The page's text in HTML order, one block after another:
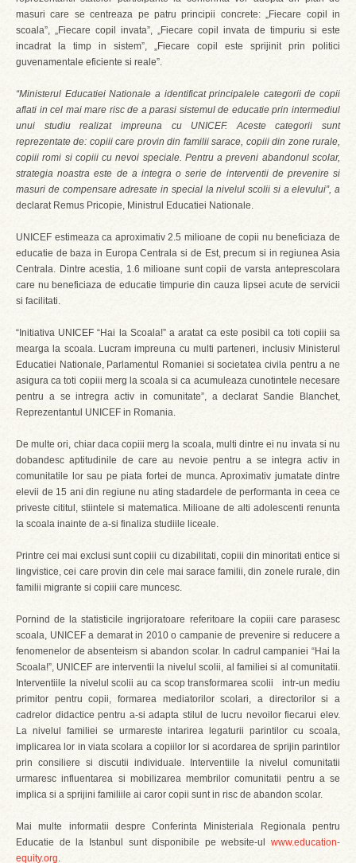
masuri care se centreaza pe patru principii concrete: „Fiecare copil in
scoala”, „Fiecare copil invata”, „Fiecare copil invata de timpuriu si este
incadrat la timp in sistem”, „Fiecare copil este sprijinit prin politici
guvenamentale eficiente si reale”.
“Ministerul Educatiei Nationale a identificat principalele categorii de copii
aflati in cel mai mare risc de a parasi sistemul de educatie prin intermediul
unui studiu realizat impreuna cu UNICEF. Aceste categorii sunt
reprezentate de: copiii care provin din familii sarace, copiii din zone rurale,
copiii romi si copiii cu nevoi speciale. Pentru a preveni abandonul scolar,
strategia noastra este de a integra o serie de interventii de prevenire si
masuri de compensare adresate in special la nivelul scolii si a elevului”, a
declarat Remus Pricopie, Ministrul Educatiei Nationale.
UNICEF estimeaza ca aproximativ 2.5 milioane de copii nu beneficiaza de
educatie de baza in Europa Centrala si de Est, precum si in regiunea Asia
Centrala. Dintre acestia, 1.6 milioane sunt copii de varsta anteprescolara
care nu beneficiaza de educatie timpurie din cauza lipsei acute de servicii
si facilitati.
“Initiativa UNICEF “Hai la Scoala!” a aratat ca este posibil ca toti copiii sa
mearga la scoala. Lucram impreuna cu multi parteneri, inclusiv Ministerul
Educatiei Nationale, Parlamentul Romaniei si societatea civila pentru a ne
asigura ca toti copiii merg la scoala si ca acumuleaza cunotintele necesare
pentru a se intregra activ in comunitate”, a declarat Sandie Blanchet,
Reprezentantul UNICEF in Romania.
De multe ori, chiar daca copiii merg la scoala, multi dintre ei nu invata si nu
dobandesc aptitudinile de care au nevoie pentru a se integra activ in
comunitatile lor sau pe piata fortei de munca. Aproximativ jumatate dintre
elevii de 15 ani din regiune nu ating stadardele de performanta in ceea ce
priveste cititul, stiintele si matematica. Milioane de alti adolescenti renunta
la scoala inainte de a-si finaliza studiile liceale.
Printre cei mai exclusi sunt copiii cu dizabilitati, copiii din minoritati entice si
lingvistice, cei care provin din cele mai sarace familii, din zonele rurale, din
familii migrante si copiii care muncesc.
Pornind de la statisticile ingrijoratoare referitoare la copiii care parasesc
scoala, UNICEF a demarat in 2010 o campanie de prevenire si reducere a
fenomenelor de absenteism si abandon scolar. In cadrul campaniei “Hai la
Scoala!”, UNICEF are interventii la nivelul scolii, al familiei si al comunitatii.
Interventiile la nivelul scolii au ca scop transformarea scolii intr-un mediu
primitor pentru copii, formarea mediatorilor scolari, a directorilor si a
cadrelor didactice pentru a-si adapta stilul de lucru nevoilor fiecarui elev.
La nivelul familiei se urmareste intarirea legaturii parintilor cu scoala,
implicarea lor in viata scolara a copiilor lor si acordarea de sprijin parintilor
prin consiliere si discutii individuale. Interventiile la nivelul comunitatii
urmaresc influentarea si mobilizarea membrilor comunitatii pentru a se
implica si a sprijini familiile ai caror copii sunt in risc de abandon scolar.
Mai multe informatii despre Conferinta Ministeriala Regionala pentru
Educatie de la Istanbul sunt disponibile pe website-ul www.education-
equity.org.